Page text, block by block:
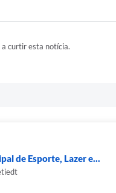
a curtir esta notícia.
de Esporte, Lazer e...